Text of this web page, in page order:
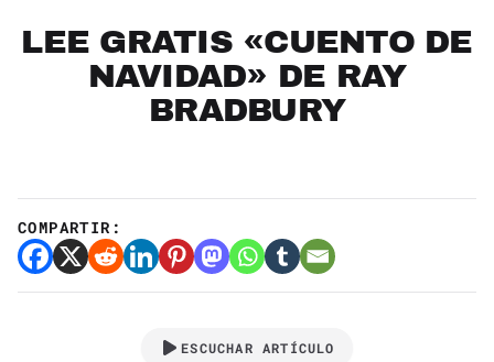
LEE GRATIS «CUENTO DE
NAVIDAD» DE RAY
BRADBURY
COMPARTIR:
ESCUCHAR ARTÍCULO